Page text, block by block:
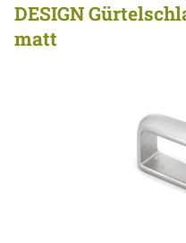
DESIGN
matt